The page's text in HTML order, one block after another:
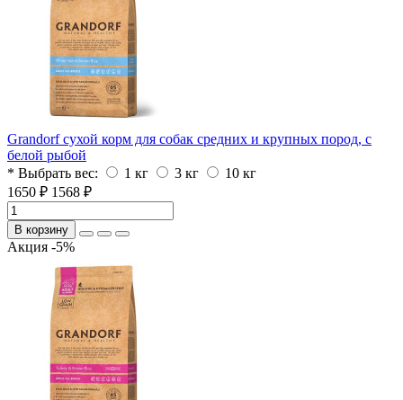
Grandorf сухой корм для собак средних и крупных пород, с
белой рыбой
* Выбрать вес:
1 кг 3 кг
10 кг
1650 ₽ 1568 ₽
В корзину
Акция -5%